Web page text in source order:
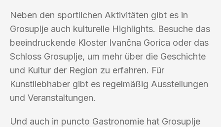
Neben den sportlichen Aktivitäten gibt es in
Grosuplje auch kulturelle Highlights. Besuche das
beeindruckende Kloster Ivančna Gorica oder das
Schloss Grosuplje, um mehr über die Geschichte
und Kultur der Region zu erfahren. Für
Kunstliebhaber gibt es regelmäßig Ausstellungen
und Veranstaltungen.
Und auch in puncto Gastronomie hat Grosuplje